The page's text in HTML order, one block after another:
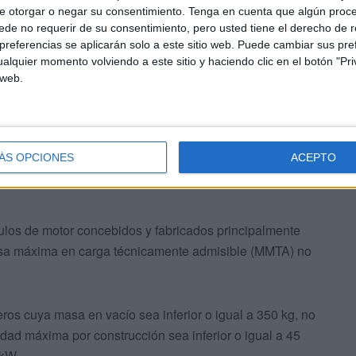
otorgar o negar su consentimiento. Tenga en cuenta que algún
no requerir de su consentimiento, pero usted tiene el derecho de
se aplicarán solo a este sitio web. Puede cambiar sus
momento volviendo a este sitio y haciendo clic en el botón
OPCIONES ACEPTO
tiene que ver con losvehículos susceptiblesde
categorías siguientes:
cuatro ruedas diseñados y fabricados para el
asiento del conductor, ocho plazas como máximo.
de motor concebidos y fabricados principalmente
máxima en carga técnicamente admisible (MMTA) no
cuya masa en vacío sea inferior o igual a 350 kg, no
máxima por construcción sea inferior o igual a 45